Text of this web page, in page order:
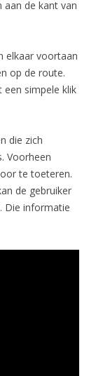
aan de kant van
elkaar voortaan
op de route.
een simpele klik
die zich
Voorheen
te toeteren.
de gebruiker
Die informatie